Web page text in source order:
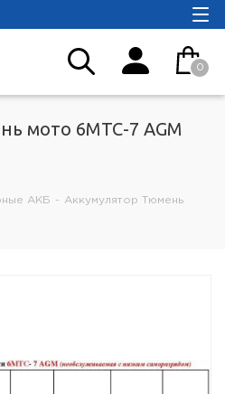
0
мото 6МТС-7 AGM
АКБ - Аккумулятор Тюмень